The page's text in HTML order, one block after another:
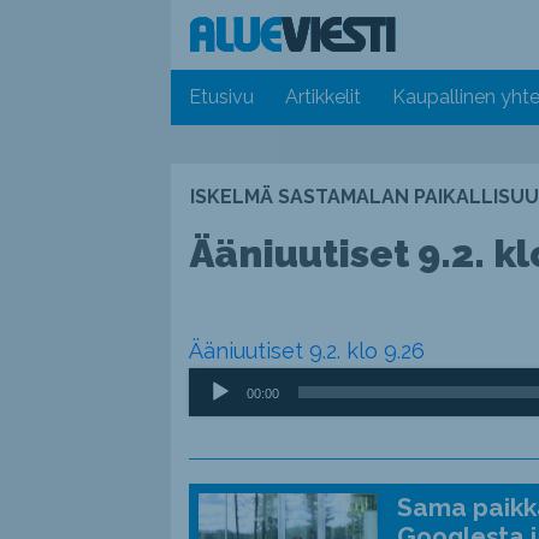
Etusivu Artikkelit Kaupallinen
ISKELMÄ SASTAMALAN
Ääniuutiset 9.2.
Ääniuutiset 9.2. klo 9.26
Äänitoistin
00:00
Sama